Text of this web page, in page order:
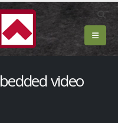
video